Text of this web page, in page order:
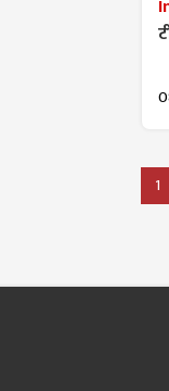
1